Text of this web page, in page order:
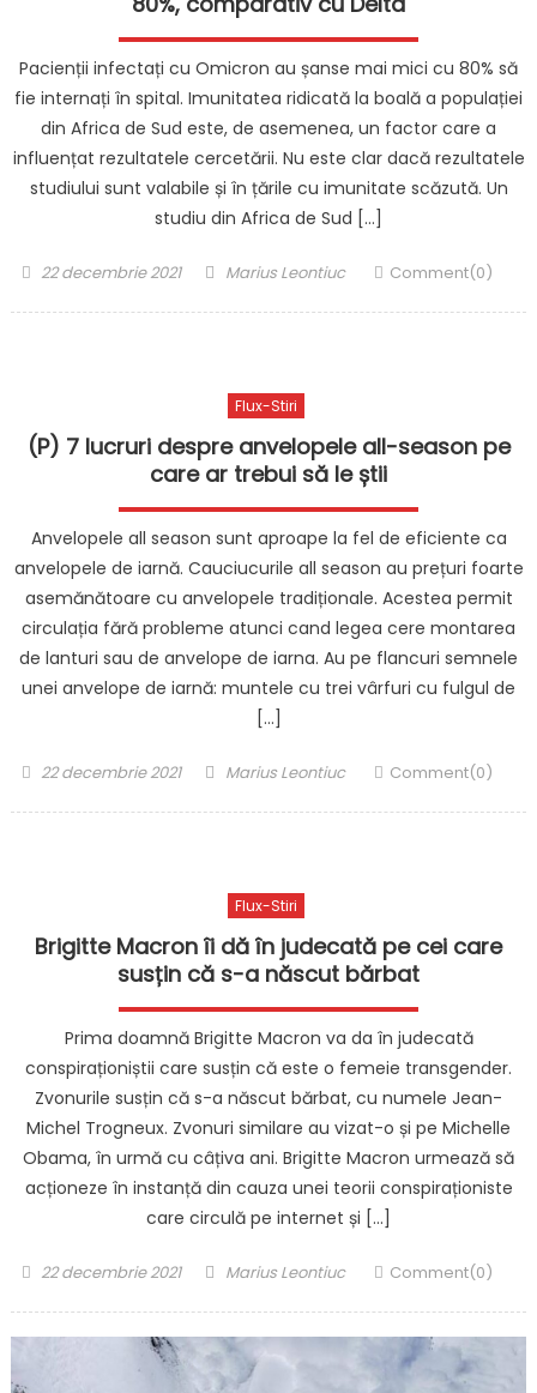
Pacienții infectați cu Omicron au șanse mai mici cu 80% să
fie internați în spital. Imunitatea ridicată la boală a populației
din Africa de Sud este, de asemenea, un factor care a
influențat rezultatele cercetării. Nu este clar dacă rezultatele
studiului sunt valabile și în țările cu imunitate scăzută. Un
studiu din Africa de Sud […]
Posted
22 decembrie 2021 Author
Marius Leontiuc Comment(0)
Flux-Stiri
(P) 7 lucruri despre anvelopele all-season pe
care ar trebui să le știi
Anvelopele all season sunt aproape la fel de eficiente ca
anvelopele de iarnă. Cauciucurile all season au prețuri foarte
asemănătoare cu anvelopele tradiționale. Acestea permit
circulația fără probleme atunci cand legea cere montarea
de lanturi sau de anvelope de iarna. Au pe flancuri semnele
unei anvelope de iarnă: muntele cu trei vârfuri cu fulgul de
[…]
Posted
22 decembrie 2021 Author
Marius Leontiuc Comment(0)
Flux-Stiri
Brigitte Macron îi dă în judecată pe cei care
susțin că s-a născut bărbat
Prima doamnă Brigitte Macron va da în judecată
conspiraționiștii care susțin că este o femeie transgender.
Zvonurile susțin că s-a născut bărbat, cu numele Jean-
Michel Trogneux. Zvonuri similare au vizat-o și pe Michelle
Obama, în urmă cu câțiva ani. Brigitte Macron urmează să
acționeze în instanță din cauza unei teorii conspiraționiste
care circulă pe internet și […]
Posted
22 decembrie 2021 Author
Marius Leontiuc Comment(0)